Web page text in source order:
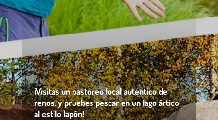
¡Visitas un pastoreo local auténtico de
renos, y pruebes pescar en un lago ártico
al estilo lapón!